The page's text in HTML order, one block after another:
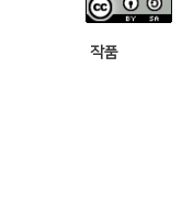
작품